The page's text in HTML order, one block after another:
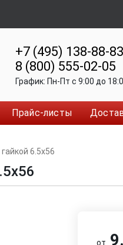
+7 (495) 138-88-83
8 (800) 555-02-05
График: Пн-Пт c 9:00 до
Прайс-листы
6.5x56
от